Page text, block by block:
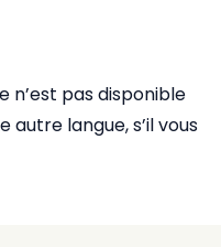
n’est pas disponible
autre langue, s’il vous